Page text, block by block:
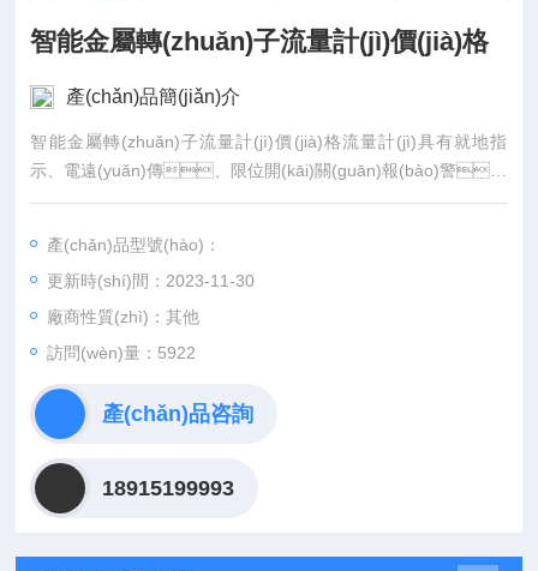
智能金屬轉(zhuǎn)子流量計(jì)價(jià)格
產(chǎn)品簡(jiǎn)介
智能金屬轉(zhuǎn)子流量計(jì)價(jià)格流量計(jì)具有就地指
示、電遠(yuǎn)傳、限位開(kāi)關(guān)報(bào)警、
耐腐蝕、夾套型、阻尼型和防爆等品種。
金、電力、環(huán)保、醫(yī)藥和輕工等部門的液
體、氣體流量的測(cè)量與自動(dòng)控制。
產(chǎn)品型號(hào)：
更新時(shí)間：2023-11-30
廠商性質(zhì)：其他
訪問(wèn)量：5922
產(chǎn)品咨詢
18915199993